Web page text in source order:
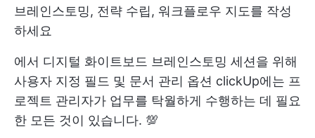
브레인스토밍, 전략 수립, 워크플로우 지도를 작성
하세요
에서 디지털 화이트보드 브레인스토밍 세션을 위해
사용자 지정 필드 및 문서 관리 옵션 clickUp에는 프
로젝트 관리자가 업무를 탁월하게 수행하는 데 필요
한 모든 것이 있습니다. 💯